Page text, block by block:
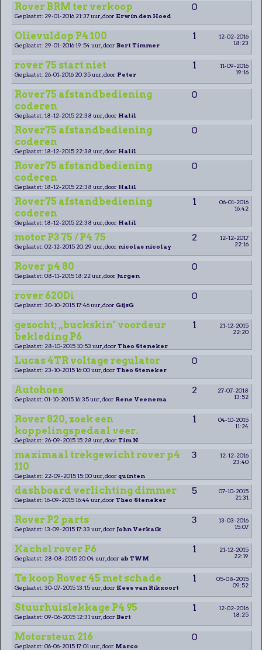
Rover BRM ter verkoop 0
Geplaatst: 29-01-2016 21:37 uur, door Erwin den Hoed
Olievuldop P4 100 1
12-02-2016
18:23
Geplaatst: 29-01-2016 19:54 uur, door Bert Timmer
rover 75 start niet 1
11-09-2016
19:16
Geplaatst: 26-01-2016 20:35 uur, door Peter
Rover75 afstandbediening
coderen
0
Geplaatst: 18-12-2015 22:38 uur, door Halil
Rover75 afstandbediening
coderen
0
Geplaatst: 18-12-2015 22:38 uur, door Halil
Rover75 afstandbediening
coderen
0
Geplaatst: 18-12-2015 22:38 uur, door Halil
Rover75 afstandbediening
coderen
1
06-01-2016
16:42
Geplaatst: 18-12-2015 22:38 uur, door Halil
motor P3 75 / P4 75 2
12-12-2017
22:16
Geplaatst: 02-12-2015 20:29 uur, door nicolas nicolay
Rover p4 80 0
Geplaatst: 08-11-2015 18:22 uur, door Jurgen
rover 620Di 0
Geplaatst: 30-10-2015 17:46 uur, door GijsG
gezocht; ,,buckskin" voordeur
bekleding P6
1
21-12-2015
22:20
Geplaatst: 28-10-2015 10:53 uur, door Theo Steneker
Lucas 4TR voltage regulator 0
Geplaatst: 23-10-2015 16:00 uur, door Theo Steneker
Autohoes 2
27-07-2018
13:52
Geplaatst: 01-10-2015 16:35 uur, door Rene Veenema
Rover 820, zoek een
koppelingspedaal veer.
1
04-10-2015
11:24
Geplaatst: 26-09-2015 15:28 uur, door Tim N
maximaal trekgewicht rover p4
110
3
12-12-2016
23:40
Geplaatst: 22-09-2015 15:00 uur, door quinten
dashboard verlichting dimmer 5
07-10-2015
21:31
Geplaatst: 16-09-2015 16:44 uur, door Theo Steneker
Rover P2 parts 3
13-03-2016
15:07
Geplaatst: 13-09-2015 17:33 uur, door John Verkaik
Kachel rover P6 1
21-12-2015
22:19
Geplaatst: 28-08-2015 20:04 uur, door ab TWM
Te koop Rover 45 met schade 1
05-08-2015
09:52
Geplaatst: 30-07-2015 13:15 uur, door Kees van Rikxoort
Stuurhuislekkage P4 95 1
12-02-2016
18:25
Geplaatst: 09-06-2015 12:31 uur, door Bert
Motorsteun 216 0
Geplaatst: 06-06-2015 17:01 uur, door Marco